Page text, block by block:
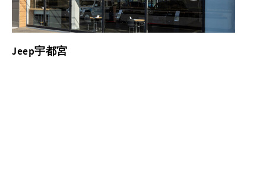
Jeep宇都宮